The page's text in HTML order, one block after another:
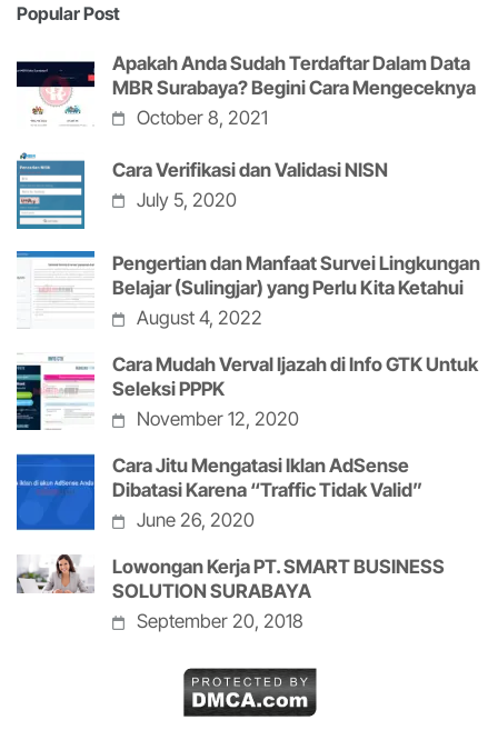
Popular Post
Apakah Anda Sudah Terdaftar Dalam Data
MBR Surabaya? Begini Cara Mengeceknya
October 8, 2021
Cara Verifikasi dan Validasi NISN
July 5, 2020
Pengertian dan Manfaat Survei Lingkungan
Belajar (Sulingjar) yang Perlu Kita Ketahui
August 4, 2022
Cara Mudah Verval Ijazah di Info GTK Untuk
Seleksi PPPK
November 12, 2020
Cara Jitu Mengatasi Iklan AdSense
Dibatasi Karena “Traffic Tidak Valid”
June 26, 2020
Lowongan Kerja PT. SMART BUSINESS
SOLUTION SURABAYA
September 20, 2018